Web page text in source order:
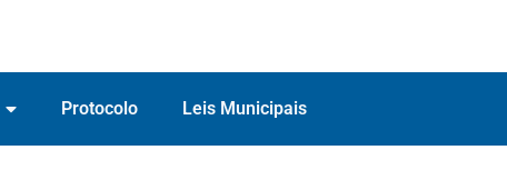
Protocolo Leis Municipais